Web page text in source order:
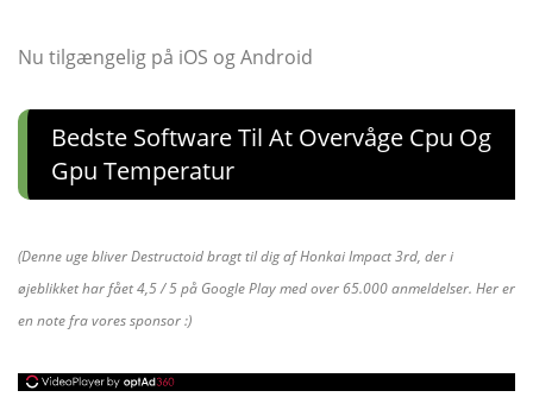
Nu tilgængelig på iOS og Android
Bedste Software Til At Overvåge Cpu Og
Gpu Temperatur
(Denne uge bliver Destructoid bragt til dig af Honkai Impact 3rd, der i
øjeblikket har fået 4,5 / 5 på Google Play med over 65.000 anmeldelser. Her er
en note fra vores sponsor :)